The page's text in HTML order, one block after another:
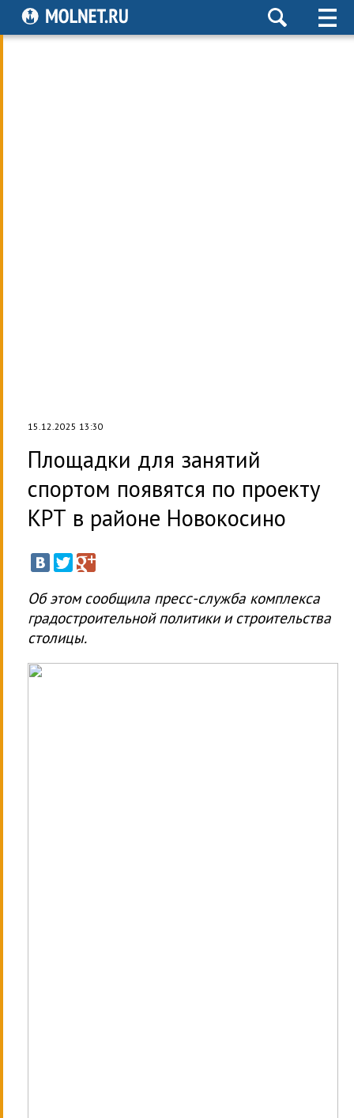
15.12.2025 13:30
Площадки для занятий
спортом появятся по проекту
КРТ в районе Новокосино
Об этом сообщила пресс-служба комплекса
градостроительной политики и строительства
столицы.